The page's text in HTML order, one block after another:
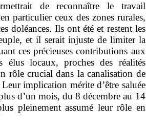
de reconnaître le travail
particulier ceux des zones rurales,
doléances. Ils ont été et restent les
et il serait injuste de limiter la
ces précieuses contributions aux
élus locaux, proches des réalités
rôle crucial dans la canalisation de
implication mérite d’être saluée
d’un mois, du 8 décembre au 14
pleinement assumé leur rôle en